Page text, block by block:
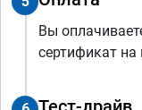
Вы
сертификат